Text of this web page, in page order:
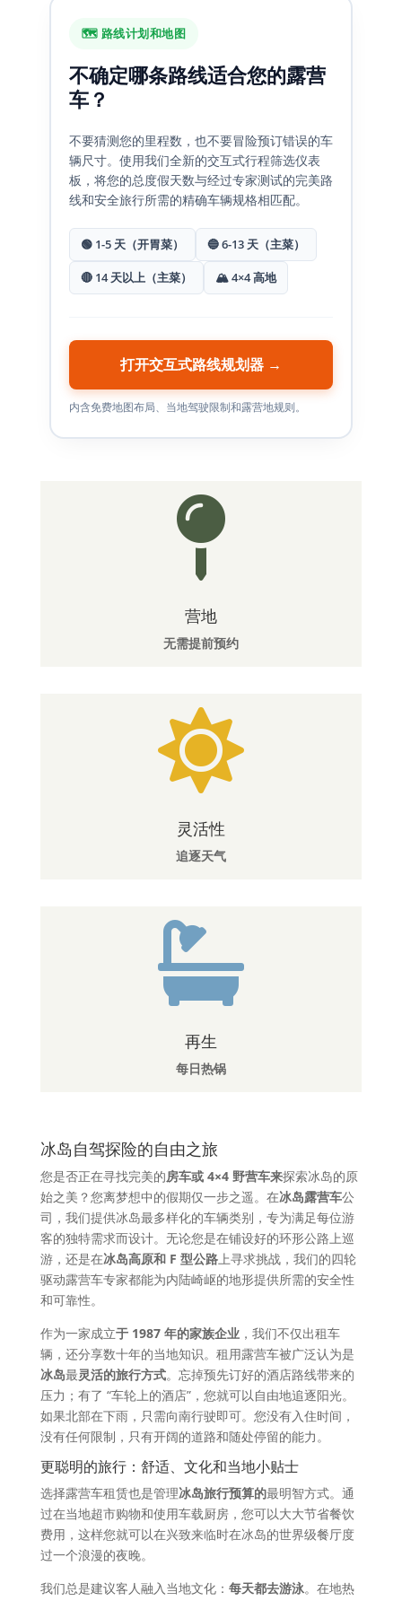
🗺️ 路线计划和地图
不确定哪条路线适合您的露营
车？
不要猜测您的里程数，也不要冒险预订错误的车
辆尺寸。使用我们全新的交互式行程筛选仪表
板，将您的总度假天数与经过专家测试的完美路
线和安全旅行所需的精确车辆规格相匹配。
🟢 1-5 天（开胃菜） 🔵 6-13 天（主菜）
🔴 14 天以上（主菜） 🏔️ 4×4 高地
打开交互式路线规划器 →
内含免费地图布局、当地驾驶限制和露营地规则。

营地
无需提前预约

灵活性
追逐天气

再生
每日热锅
冰岛自驾探险的自由之旅
您是否正在寻找完美的房车或 4×4 野营车来探索冰岛的原
始之美？您离梦想中的假期仅一步之遥。在冰岛露营车公
司，我们提供冰岛最多样化的车辆类别，专为满足每位游
客的独特需求而设计。无论您是在铺设好的环形公路上巡
游，还是在冰岛高原和 F 型公路上寻求挑战，我们的四轮
驱动露营车专家都能为内陆崎岖的地形提供所需的安全性
和可靠性。
作为一家成立于 1987 年的家族企业，我们不仅出租车
辆，还分享数十年的当地知识。租用露营车被广泛认为是
冰岛最灵活的旅行方式。忘掉预先订好的酒店路线带来的
压力；有了 “车轮上的酒店”，您就可以自由地追逐阳光。
如果北部在下雨，只需向南行驶即可。您没有入住时间，
没有任何限制，只有开阔的道路和随处停留的能力。
更聪明的旅行：舒适、文化和当地小贴士
选择露营车租赁也是管理冰岛旅行预算的最明智方式。通
过在当地超市购物和使用车载厨房，您可以大大节省餐饮
费用，这样您就可以在兴致来临时在冰岛的世界级餐厅度
过一个浪漫的夜晚。
我们总是建议客人融入当地文化： 每天都去游泳。在地热